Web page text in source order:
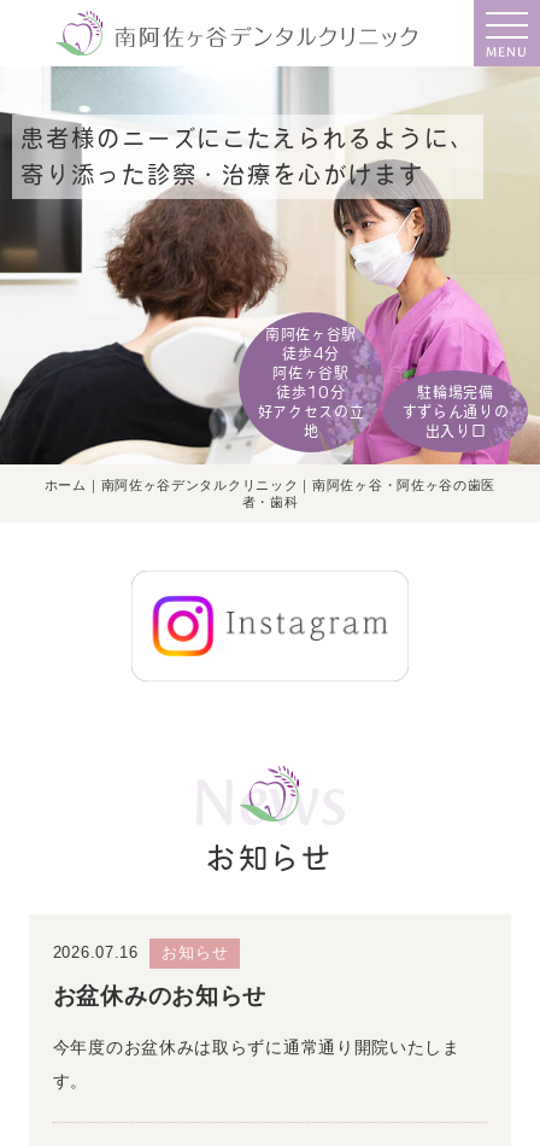
MENU
患者様のニーズにこたえられるように、
寄り添った診察・治療を心がけます
南阿佐ヶ谷駅
徒歩4分
阿佐ヶ谷駅
徒歩10分
好アクセスの立
地
駐輪場完備
すずらん通りの
出入り口
ホーム｜南阿佐ヶ谷デンタルクリニック｜南阿佐ヶ谷・阿佐ヶ谷の歯医
者・歯科
お知らせ
News
2026.07.16 お知らせ
お盆休みのお知らせ
今年度のお盆休みは取らずに通常通り開院いたしま
す。